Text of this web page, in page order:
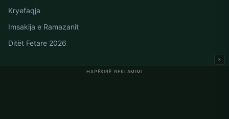
HAPËSIRË REKLAMIMI
×
Kryefaqja
Imsakija e Ramazanit
Ditët Fetare 2026
Oraret e Namazit në Gjermani